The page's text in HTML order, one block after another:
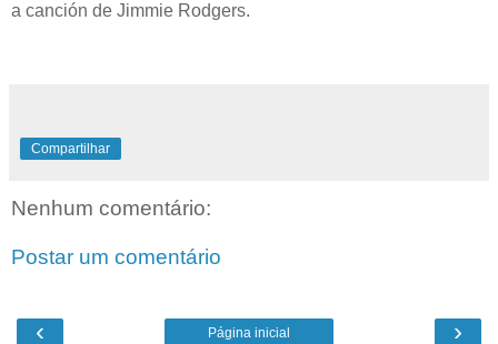
a canción de Jimmie Rodgers.
Compartilhar
Nenhum comentário:
Postar um comentário
‹ ›
Página inicial